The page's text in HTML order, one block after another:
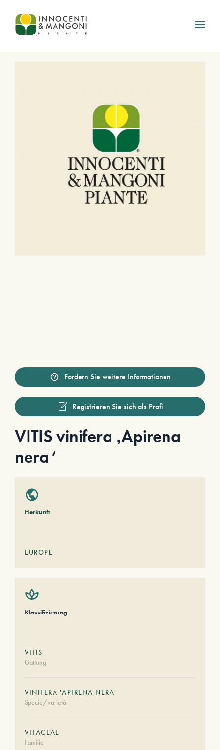
Skip to main content
Fordern Sie weitere Informationen
Registrieren Sie sich als Profi
VITIS vinifera ‚Apirena
nera‘
Herkunft
EUROPE
Klassifizierung
VITIS
Gattung
VINIFERA 'APIRENA NERA'
Specie/varietà
VITACEAE
Familie